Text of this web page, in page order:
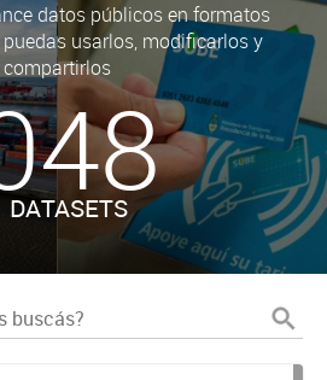
datos públicos en formatos
usarlos, modificarlos y
compartirlos
DATASETS